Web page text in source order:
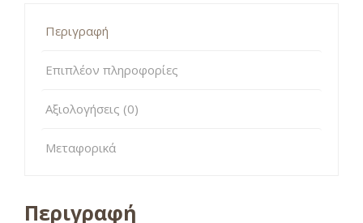
Περιγραφή
Επιπλέον πληροφορίες
Αξιολογήσεις (0)
Μεταφορικά
Περιγραφή